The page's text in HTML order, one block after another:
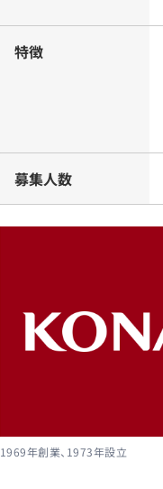
特徴
募集人数
1969年創業、1973年設立